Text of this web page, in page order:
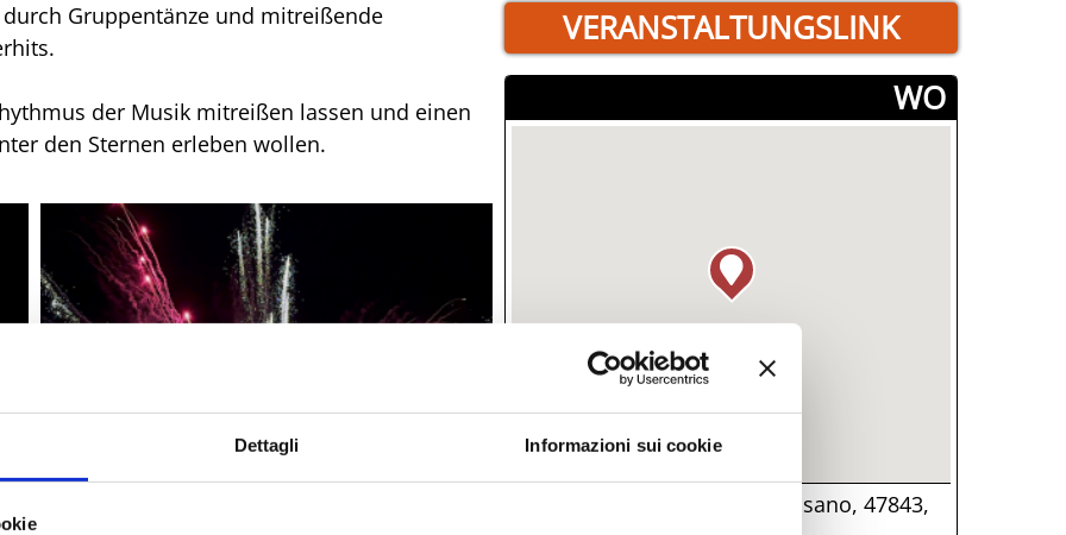
Dettagli Informazioni sui cookie
Gruppentänze und mitreißende
der Musik mitreißen lassen und einen
den Sternen erleben wollen.
VERANSTALTUNGSLINK
­WO
Via Alberello, fraz. Misano, 47843,